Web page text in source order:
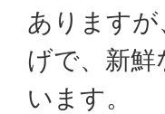
あります
げで、新
います。